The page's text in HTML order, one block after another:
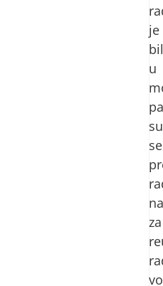
je
u
pa
su
se
za